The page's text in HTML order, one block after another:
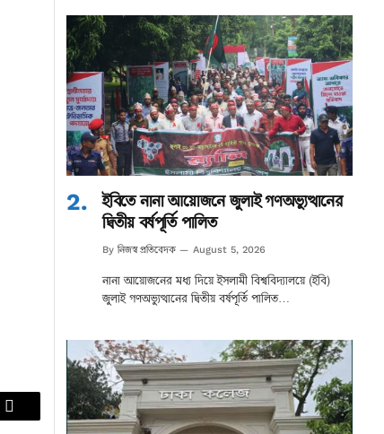
Email
ইবিতে নানা আয়োজনে জুলাই গণঅভ্যুত্থানের
দ্বিতীয় বর্ষপূর্তি পালিত
By নিজস্ব প্রতিবেদক August 5, 2026
নানা আয়োজনের মধ্য দিয়ে ইসলামী বিশ্ববিদ্যালয়ে (ইবি)
জুলাই গণঅভ্যুত্থানের দ্বিতীয় বর্ষপূর্তি পালিত…